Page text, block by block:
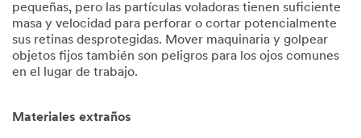
pequeñas, pero las partículas voladoras tienen suficiente
masa y velocidad para perforar o cortar potencialmente
sus retinas desprotegidas. Mover maquinaria y golpear
objetos fijos también son peligros para los ojos comunes
en el lugar de trabajo.
Materiales extraños